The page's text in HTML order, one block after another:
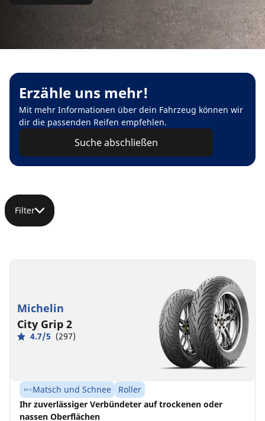
Erzähle uns mehr!
Mit mehr Informationen über dein Fahrzeug können wir
dir die passenden Reifen empfehlen.
Suche abschließen
Filter
Michelin
City Grip 2
4.7/5 (297)
Matsch und Schnee
Roller
Ihr zuverlässiger Verbündeter auf trockenen oder
nassen Oberflächen